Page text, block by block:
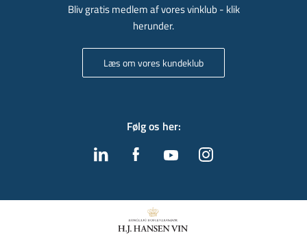
Bliv gratis medlem af vores vinklub - klik
herunder.
Læs om vores kundeklub
Følg os her: